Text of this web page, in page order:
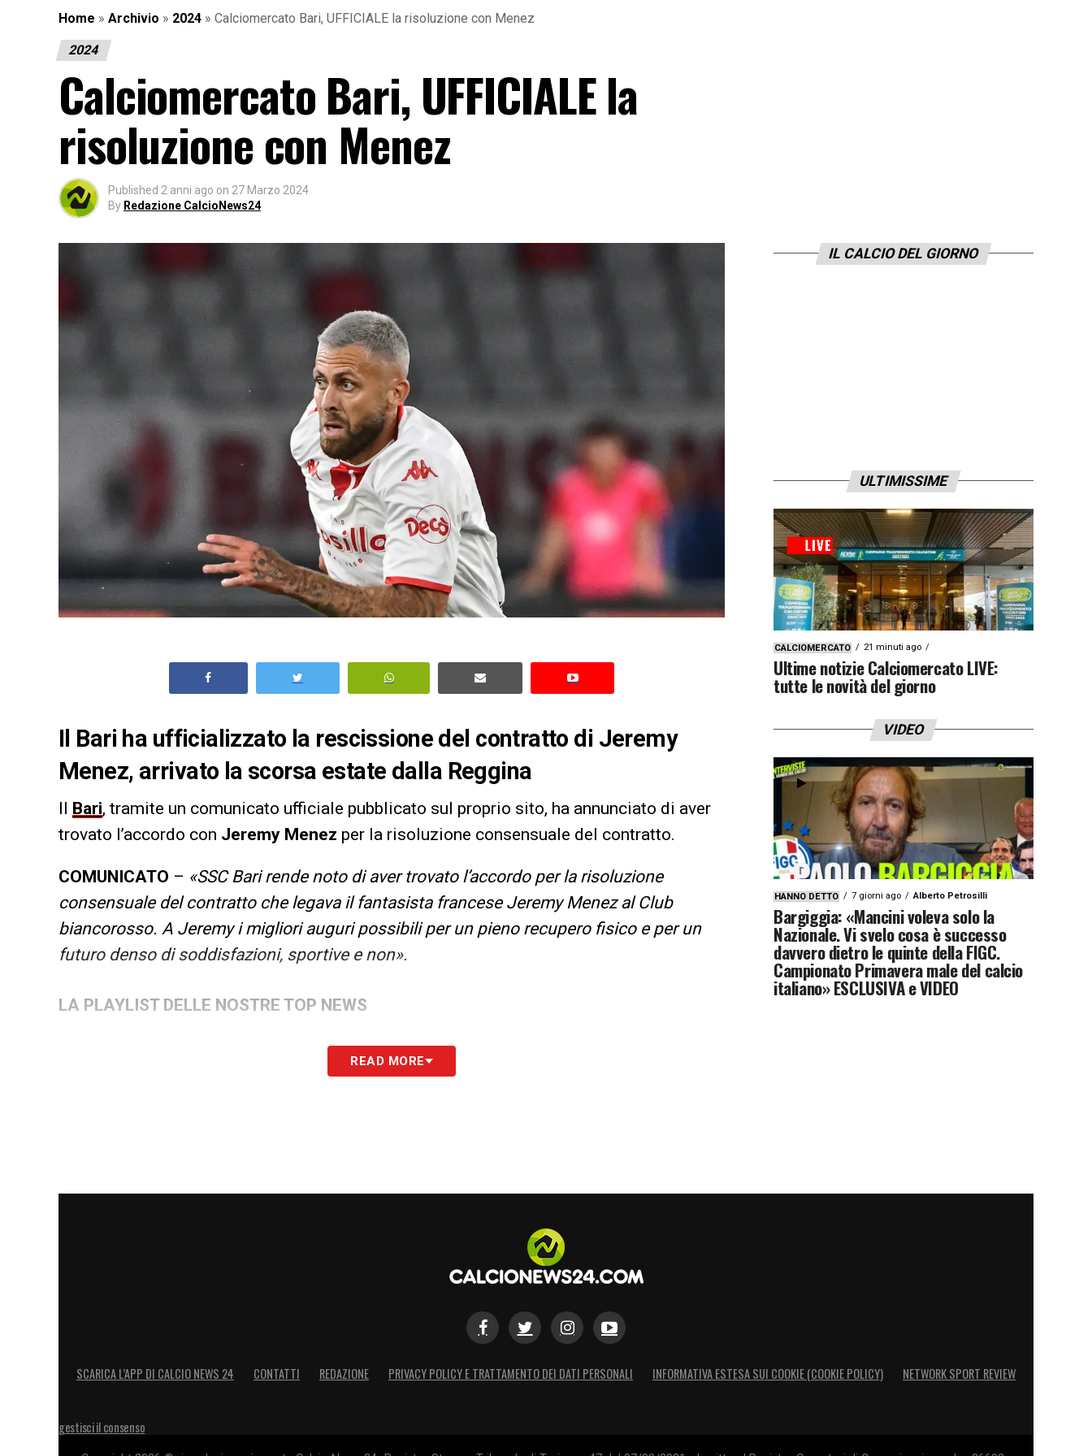
Home » Archivio » 2024 » Calciomercato Bari, UFFICIALE la risoluzione con Menez
2024
Calciomercato Bari, UFFICIALE la
risoluzione con Menez
Published 2 anni ago on 27 Marzo 2024
By Redazione CalcioNews24
Il Bari ha ufficializzato la rescissione del contratto di Jeremy
Menez, arrivato la scorsa estate dalla Reggina
Il Bari, tramite un comunicato ufficiale pubblicato sul proprio sito, ha annunciato di aver
trovato l’accordo con Jeremy Menez per la risoluzione consensuale del contratto.
COMUNICATO – «SSC Bari rende noto di aver trovato l’accordo per la risoluzione
consensuale del contratto che legava il fantasista francese Jeremy Menez al Club
biancorosso. A Jeremy i migliori auguri possibili per un pieno recupero fisico e per un
futuro denso di soddisfazioni, sportive e non».
LA PLAYLIST DELLE NOSTRE TOP NEWS
READ MORE
IL CALCIO DEL GIORNO
ULTIMISSIME
CALCIOMERCATO 21 minuti ago
Ultime notizie Calciomercato LIVE:
tutte le novità del giorno
VIDEO
HANNO DETTO 7 giorni ago Alberto Petrosilli
Bargiggia: «Mancini voleva solo la
Nazionale. Vi svelo cosa è successo
davvero dietro le quinte della FIGC.
Campionato Primavera male del calcio
italiano» ESCLUSIVA e VIDEO
SCARICA L’APP DI CALCIO NEWS 24 CONTATTI REDAZIONE PRIVACY POLICY E TRATTAMENTO DEI DATI PERSONALI INFORMATIVA ESTESA SUI COOKIE (COOKIE POLICY) NETWORK SPORT REVIEW
gestisci il consenso